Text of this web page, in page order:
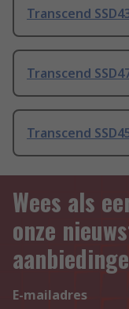
Transcend
Transcend
Transcend
Wees als
onze
E-mailadres